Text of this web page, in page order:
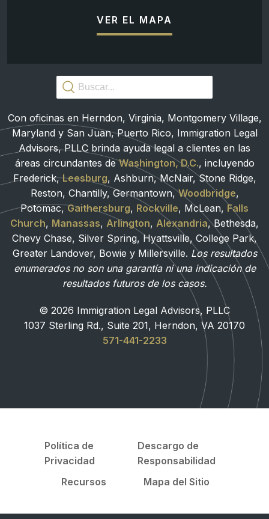
VER EL MAPA
Con oficinas en Herndon, Virginia, Montgomery Village,
Maryland y San Juan, Puerto Rico, Immigration Legal
Advisors, PLLC brinda ayuda legal a clientes en las
áreas circundantes deWashington, D.C., incluyendo
Frederick,Leesburg, Ashburn, McNair, Stone Ridge,
Reston, Chantilly, Germantown,Woodbridge,
Potomac,Gaithersburg, Rockville, McLean, Falls
Church, Manassas, Arlington, Alexandria, Bethesda,
Chevy Chase, Silver Spring, Hyattsville, College Park,
Greater Landover, Bowie y Millersville. Los resultados
enumerados no son una garantía ni una indicación de
resultados futuros de los casos.
© 2026 Immigration Legal Advisors, PLLC
1037 Sterling Rd., Suite 201, Herndon, VA 20170
571-441-2233
Política de
Privacidad
Descargo de
Responsabilidad
Recursos
Mapa del Sitio